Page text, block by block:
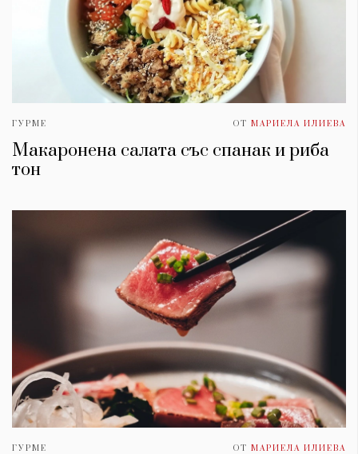
ГУРМЕ ОТ МАРИЕЛА ИЛИЕВА
Макаронена салата със спанак и риба
тон
ГУРМЕ ОТ МАРИЕЛА ИЛИЕВА